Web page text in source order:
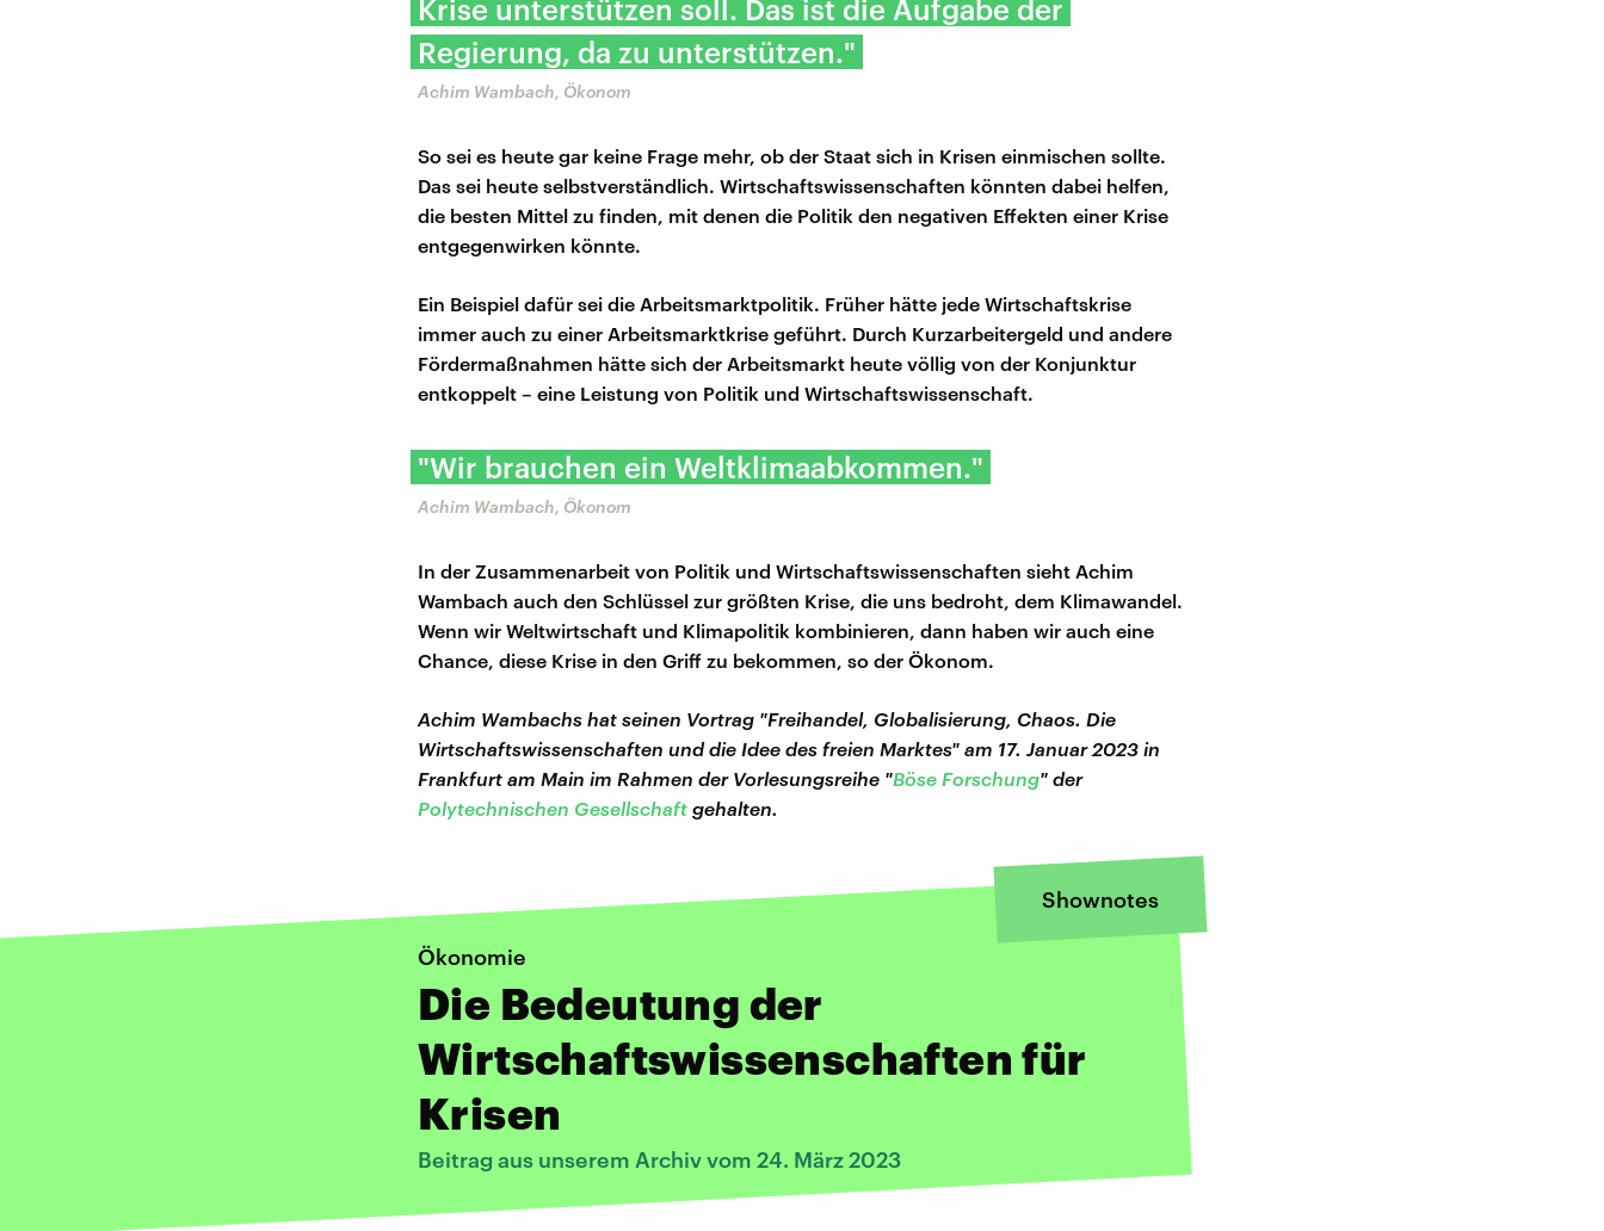
Krise unterstützen soll. Das ist die Aufgabe der
Regierung, da zu unterstützen."
Achim Wambach, Ökonom
So sei es heute gar keine Frage mehr, ob der Staat sich in Krisen einmischen sollte.
Das sei heute selbstverständlich. Wirtschaftswissenschaften könnten dabei helfen,
die besten Mittel zu finden, mit denen die Politik den negativen Effekten einer Krise
entgegenwirken könnte.
Ein Beispiel dafür sei die Arbeitsmarktpolitik. Früher hätte jede Wirtschaftskrise
immer auch zu einer Arbeitsmarktkrise geführt. Durch Kurzarbeitergeld und andere
Fördermaßnahmen hätte sich der Arbeitsmarkt heute völlig von der Konjunktur
entkoppelt – eine Leistung von Politik und Wirtschaftswissenschaft.
"Wir brauchen ein Weltklimaabkommen."
Achim Wambach, Ökonom
In der Zusammenarbeit von Politik und Wirtschaftswissenschaften sieht Achim
Wambach auch den Schlüssel zur größten Krise, die uns bedroht, dem Klimawandel.
Wenn wir Weltwirtschaft und Klimapolitik kombinieren, dann haben wir auch eine
Chance, diese Krise in den Griff zu bekommen, so der Ökonom.
Achim Wambachs hat seinen Vortrag "Freihandel, Globalisierung, Chaos. Die
Wirtschaftswissenschaften und die Idee des freien Marktes" am 17. Januar 2023 in
Frankfurt am Main im Rahmen der Vorlesungsreihe "Böse Forschung" der
Polytechnischen Gesellschaft gehalten.
Shownotes
Ökonomie
Die Bedeutung der
Wirtschaftswissenschaften für
Krisen
Beitrag aus unserem Archiv vom 24. März 2023